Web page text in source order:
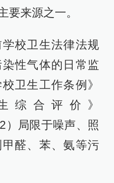
要来源之一。
校卫生法律法规
性气体的日常监
卫生工作条例》
综合评价》
）局限于噪声、照
醛、苯、氨等污